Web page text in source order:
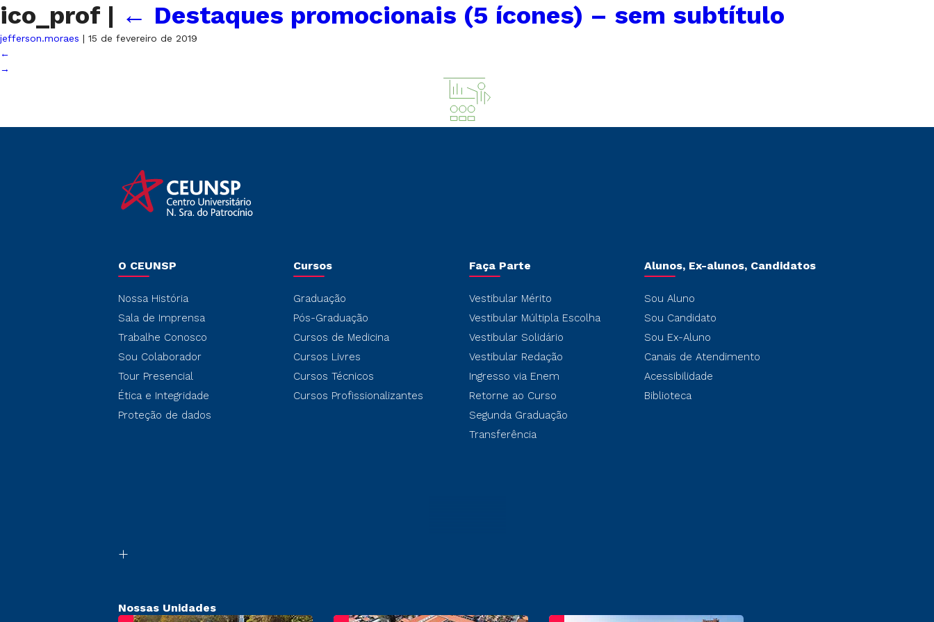
ico_prof | ← Destaques promocionais (5 ícones) – sem subtítulo
jefferson.moraes | 15 de fevereiro de 2019
←
→
O CEUNSP
Nossa História
Sala de Imprensa
Trabalhe Conosco
Sou Colaborador
Tour Presencial
Ética e Integridade
Proteção de dados
Cursos
Graduação
Pós-Graduação
Cursos de Medicina
Cursos Livres
Cursos Técnicos
Cursos Profissionalizantes
Faça Parte
Vestibular Mérito
Vestibular Múltipla Escolha
Vestibular Solidário
Vestibular Redação
Ingresso via Enem
Retorne ao Curso
Segunda Graduação
Transferência
Alunos, Ex-alunos, Candidatos
Sou Aluno
Sou Candidato
Sou Ex-Aluno
Canais de Atendimento
Acessibilidade
Biblioteca
Nossas Unidades